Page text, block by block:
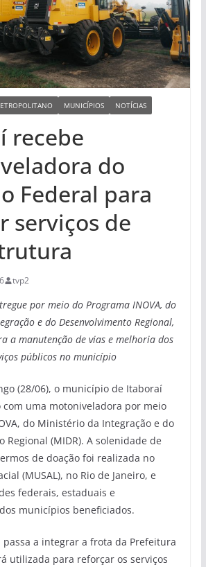
MUNICÍPIOS NOTÍCIAS
recebe
do
Federal para
serviços de
tvp2
por meio do Programa INOVA, do
e do Desenvolvimento Regional,
a manutenção de vias e melhoria dos
públicos no município
(28/06), o município de Itaboraí
uma motoniveladora por meio
do Ministério da Integração e do
Regional (MIDR). A solenidade de
de doação foi realizada no
(MUSAL), no Rio de Janeiro, e
federais, estaduais e
municípios beneficiados.
passa a integrar a frota da Prefeitura
utilizada para reforçar os serviços